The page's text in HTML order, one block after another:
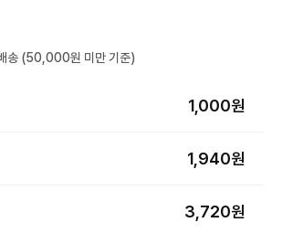
송 (50,000원 미만 기준)
1,000원
1,940원
3,720원